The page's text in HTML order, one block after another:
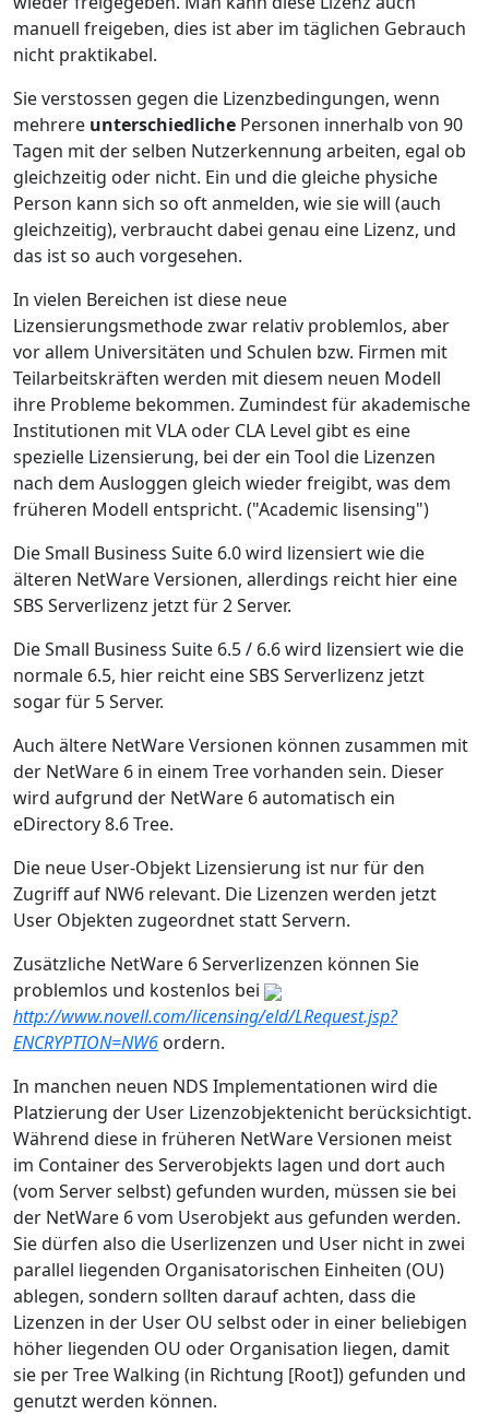
manuell freigeben, dies ist aber im täglichen Gebrauch
nicht praktikabel.
Sie verstossen gegen die Lizenzbedingungen, wenn
mehrere unterschiedliche Personen innerhalb von 90
Tagen mit der selben Nutzerkennung arbeiten, egal ob
gleichzeitig oder nicht. Ein und die gleiche physiche
Person kann sich so oft anmelden, wie sie will (auch
gleichzeitig), verbraucht dabei genau eine Lizenz, und
das ist so auch vorgesehen.
In vielen Bereichen ist diese neue
Lizensierungsmethode zwar relativ problemlos, aber
vor allem Universitäten und Schulen bzw. Firmen mit
Teilarbeitskräften werden mit diesem neuen Modell
ihre Probleme bekommen. Zumindest für akademische
Institutionen mit VLA oder CLA Level gibt es eine
spezielle Lizensierung, bei der ein Tool die Lizenzen
nach dem Ausloggen gleich wieder freigibt, was dem
früheren Modell entspricht. ("Academic lisensing")
Die Small Business Suite 6.0 wird lizensiert wie die
älteren NetWare Versionen, allerdings reicht hier eine
SBS Serverlizenz jetzt für 2 Server.
Die Small Business Suite 6.5 / 6.6 wird lizensiert wie die
normale 6.5, hier reicht eine SBS Serverlizenz jetzt
sogar für 5 Server.
Auch ältere NetWare Versionen können zusammen mit
der NetWare 6 in einem Tree vorhanden sein. Dieser
wird aufgrund der NetWare 6 automatisch ein
eDirectory 8.6 Tree.
Die neue User-Objekt Lizensierung ist nur für den
Zugriff auf NW6 relevant. Die Lizenzen werden jetzt
User Objekten zugeordnet statt Servern.
Zusätzliche NetWare 6 Serverlizenzen können Sie
problemlos und kostenlos bei
http://www.novell.com/licensing/eld/LRequest.jsp?
ENCRYPTION=NW6 ordern.
In manchen neuen NDS Implementationen wird die
Platzierung der User Lizenzobjektenicht berücksichtigt.
Während diese in früheren NetWare Versionen meist
im Container des Serverobjekts lagen und dort auch
(vom Server selbst) gefunden wurden, müssen sie bei
der NetWare 6 vom Userobjekt aus gefunden werden.
Sie dürfen also die Userlizenzen und User nicht in zwei
parallel liegenden Organisatorischen Einheiten (OU)
ablegen, sondern sollten darauf achten, dass die
Lizenzen in der User OU selbst oder in einer beliebigen
höher liegenden OU oder Organisation liegen, damit
sie per Tree Walking (in Richtung [Root]) gefunden und
genutzt werden können.